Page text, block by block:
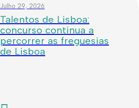
Julho 29, 2026
Talentos de Lisboa:
concurso continua a
percorrer as freguesias
de Lisboa